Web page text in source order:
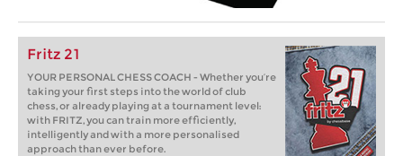
Fritz 21
YOUR PERSONAL CHESS COACH - Whether you’re
taking your first steps into the world of club
chess, or already playing at a tournament level:
with FRITZ, you can train more efficiently,
intelligently and with a more personalised
approach than ever before.